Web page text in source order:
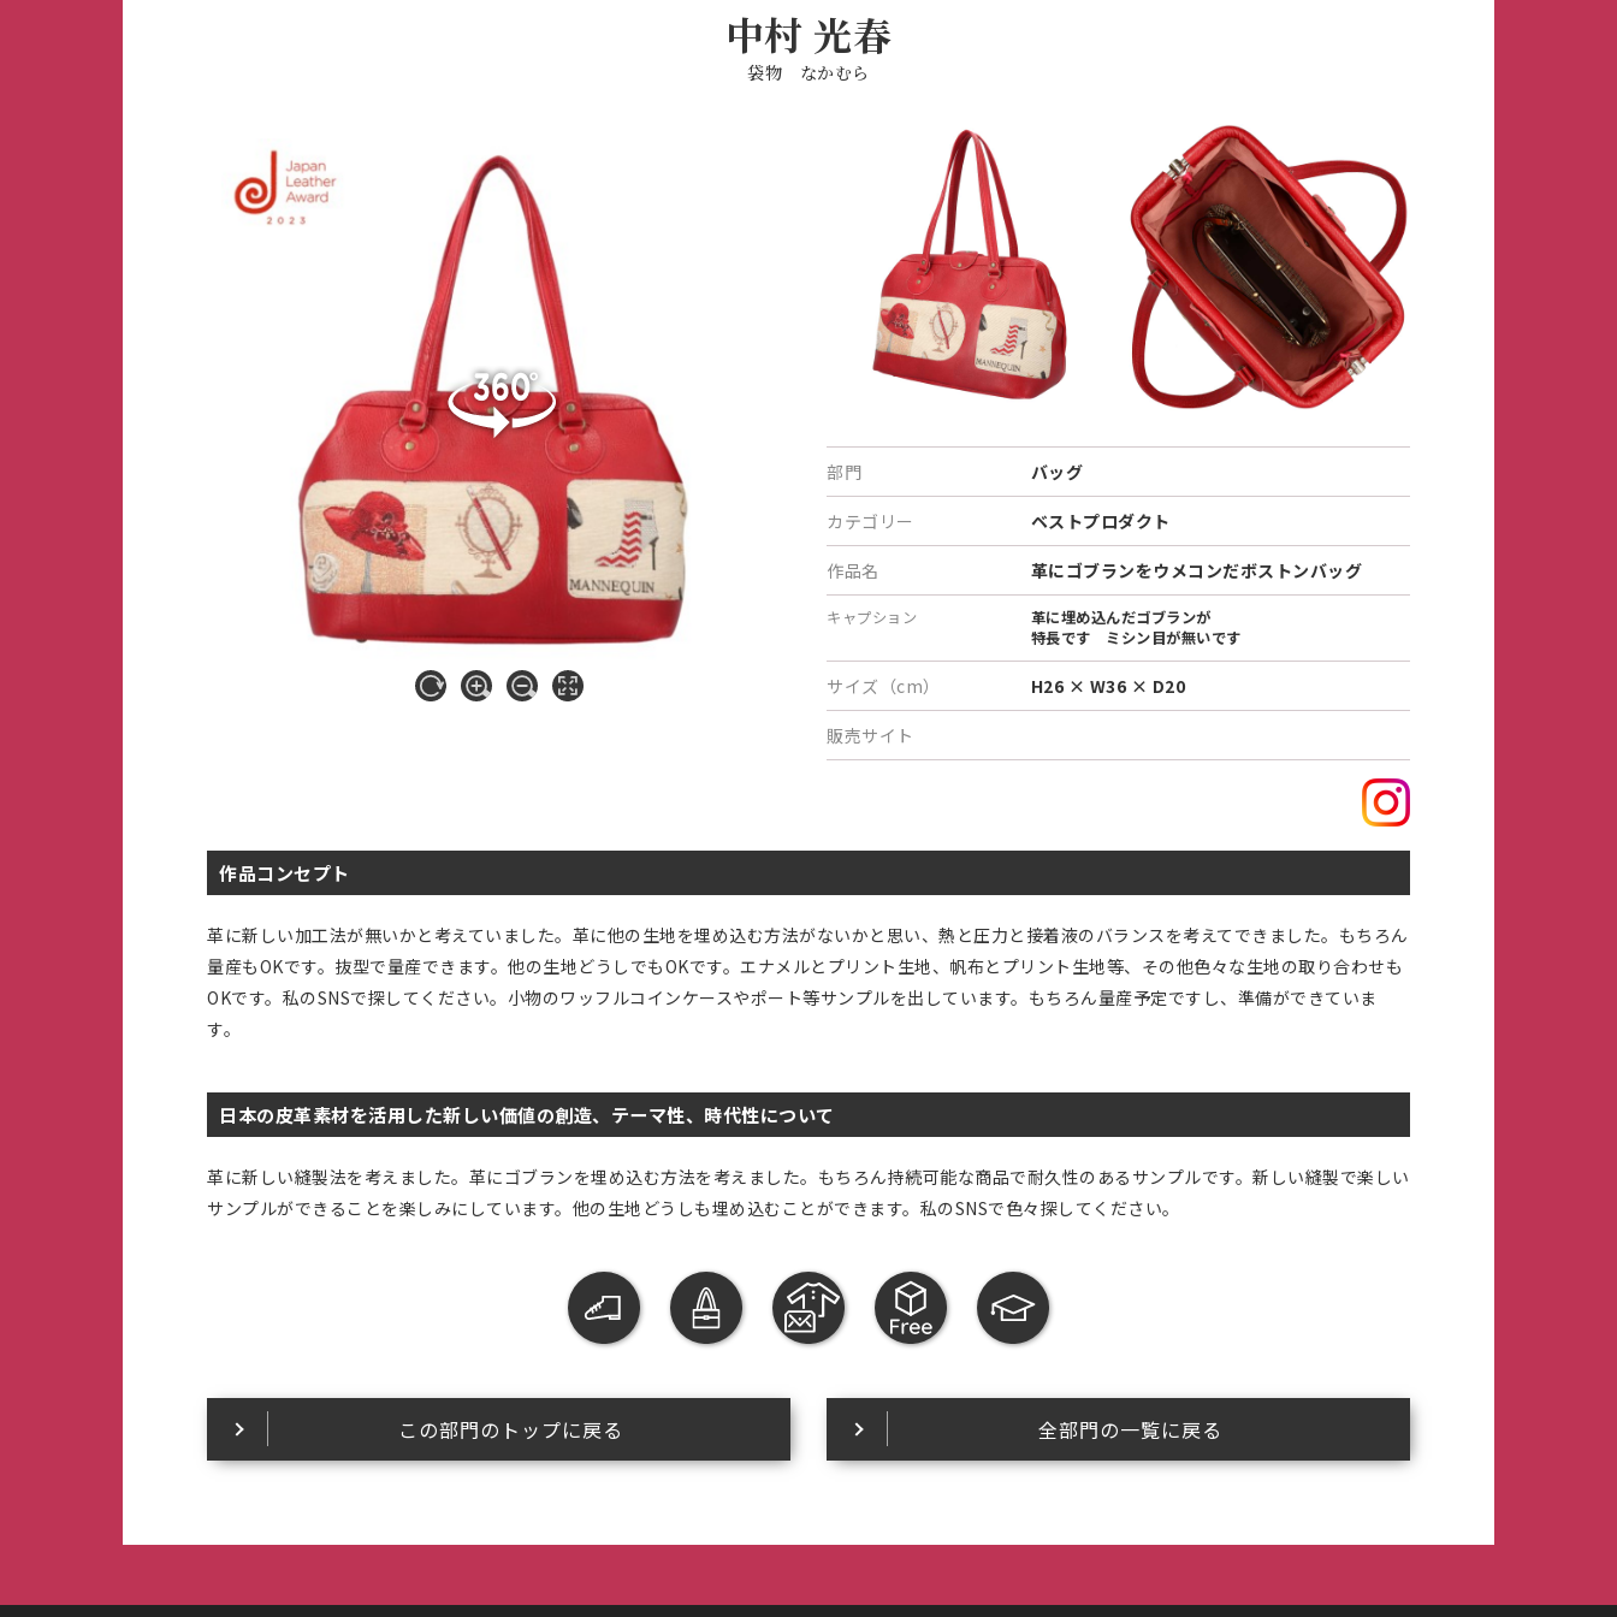
中村 光春
袋物 なかむら
部門 バッグ
カテゴリー ベストプロダクト
作品名 革にゴブランをウメコンだボストンバッグ
キャプション
革に埋め込んだゴブランが
特長です ミシン目が無いです
サイズ（cm） H26 × W36 × D20
販売サイト
作品コンセプト
革に新しい加工法が無いかと考えていました。革に他の生地を埋め込む方法がないかと思い、熱と圧力と接着液のバランスを考えてできました。もちろん
量産もOKです。抜型で量産できます。他の生地どうしでもOKです。エナメルとプリント生地、帆布とプリント生地等、その他色々な生地の取り合わせも
OKです。私のSNSで探してください。小物のワッフルコインケースやポート等サンプルを出しています。もちろん量産予定ですし、準備ができていま
す。
日本の皮革素材を活用した新しい価値の創造、テーマ性、時代性について
革に新しい縫製法を考えました。革にゴブランを埋め込む方法を考えました。もちろん持続可能な商品で耐久性のあるサンプルです。新しい縫製で楽しい
サンプルができることを楽しみにしています。他の生地どうしも埋め込むことができます。私のSNSで色々探してください。
この部門のトップに戻る 全部門の一覧に戻る